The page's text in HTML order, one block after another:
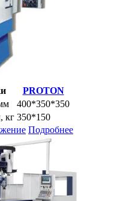
PROTON
400*350*350
кг 350*150
Подробнее